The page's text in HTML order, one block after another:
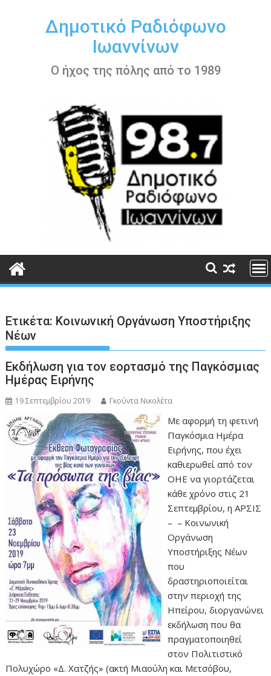
περιεχόμενοΔημοτικό Ραδιόφωνο
Ιωαννίνων
Ο ήχος της πόλης από το 1989
Ετικέτα: Κοινωνική Οργάνωση Υποστήριξης
Νέων
Εκδήλωση για τον εορτασμό της Παγκόσμιας
Ημέρας Ειρήνης
19 Σεπτεμβρίου 2019 Γκούντα Νικολέτα
Με αφορμή τη φετινή
Παγκόσμια Ημέρα
Ειρήνης, που έχει
καθιερωθεί από τον
ΟΗΕ να γιορτάζεται
κάθε χρόνο στις 21
Σεπτεμβρίου, η ΑΡΣΙΣ
– – Κοινωνική
Οργάνωση
Υποστήριξης Νέων
που
δραστηριοποιείται
στην περιοχή της
Ηπείρου, διοργανώνει
εκδήλωση που θα
πραγματοποιηθεί
στον Πολιτιστικό
Πολυχώρο «Δ. Χατζής» (ακτή Μιαούλη και Μετσόβου,